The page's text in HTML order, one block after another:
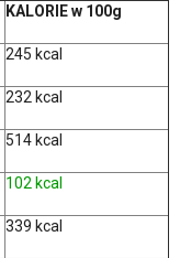
KALORIE w 100g
245 kcal
232 kcal
514 kcal
102 kcal
339 kcal